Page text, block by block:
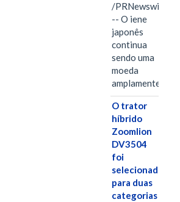
/PRNewswire/
-- O iene
japonês
continua
sendo uma
moeda
amplamente…
O trator
híbrido
Zoomlion
DV3504
foi
selecionado
para duas
categorias